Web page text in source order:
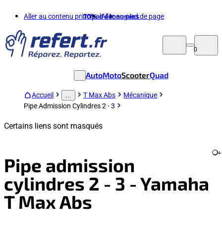
Aller au contenu principalAller au pied de page
70%d'économies
0
AutoMotoScooterQuad
Accueil T Max Abs
Mécanique
Pipe Admission Cylindres 2 - 3
Certains liens sont masqués
Pipe admission
cylindres 2 - 3 - Yamaha
T Max Abs
+